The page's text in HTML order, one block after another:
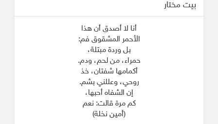
بيت مختار
أنا لا أصدق أن هذا
الأحمر المشقوق فم:
بل وردة مبتلة،
حمراء، من لحم، ودم.
أكمامها شفتان، خذ
روحي، وعللني بشم.
إن الشفاه أحبها،
كم مرة قالت: نعم
(أمين نخلة)